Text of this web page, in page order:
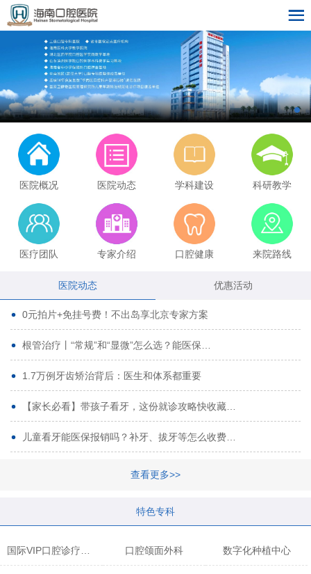
医院概况 医院动态 学科建设 科研教学
医疗团队 专家介绍 口腔健康 来院路线
医院动态 优惠活动
0元拍片+免挂号费！不出岛享北京专家方案
根管治疗丨“常规”和“显微”怎么选？能医保…
1.7万例牙齿矫治背后：医生和体系都重要
【家长必看】带孩子看牙，这份就诊攻略快收藏…
儿童看牙能医保报销吗？补牙、拔牙等怎么收费…
查看更多>>
特色专科
口腔颌面外科 数字化种植中心